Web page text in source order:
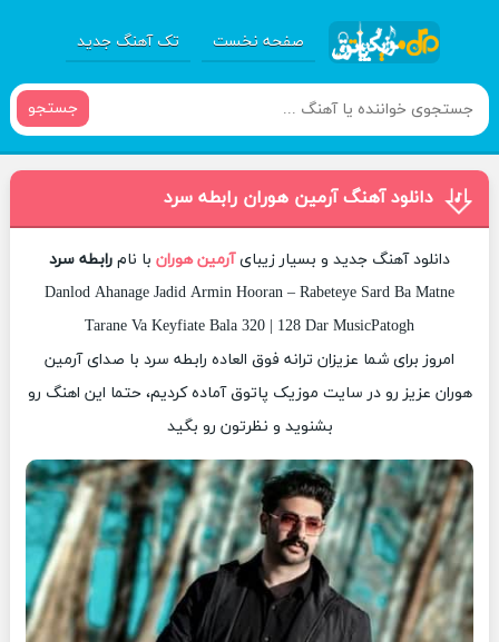
صفحه نخست تک آهنگ جدید
جستجو
دانلود آهنگ آرمین هوران رابطه سرد
دانلود آهنگ جدید و بسیار زیبایآرمین هوران با نام رابطه سرد
Danlod Ahanage Jadid Armin Hooran – Rabeteye Sard Ba Matne
Tarane Va Keyfiate Bala 320 | 128 Dar MusicPatogh
امروز برای شما عزیزان ترانه فوق العاده رابطه سرد با صدای آرمین
هوران عزیز رو در سایت موزیک پاتوق آماده کردیم، حتما این اهنگ رو
بشنوید و نظرتون رو بگید